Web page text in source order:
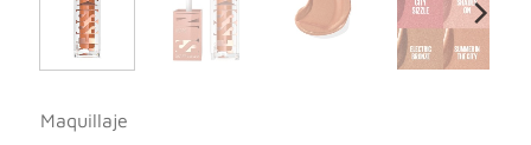
Maquillaje